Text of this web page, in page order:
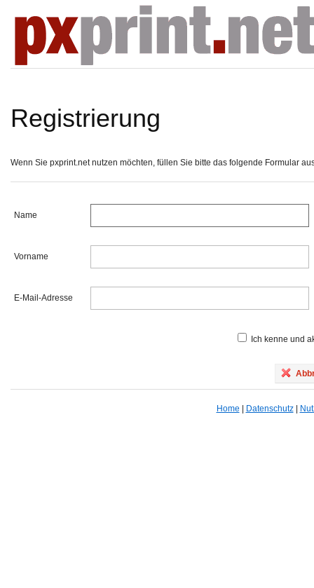
Registrierung
Wenn Sie pxprint.net nutzen möchten, füllen Sie bitte das folgende Formular
Name
Vorname
E-Mail-Adresse
Ich kenne und
Home | Datenschutz|